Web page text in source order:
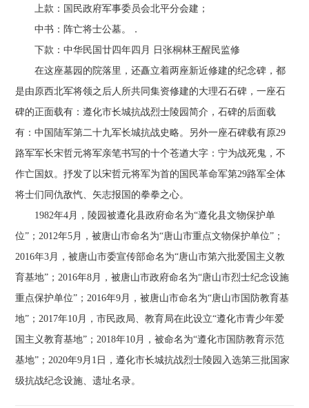
上款：国民政府军事委员会北平分会建；
中书：阵亡将士公墓。．
下款：中华民国廿四年四月 日张桐林王醒民监修
在这座墓园的院落里，还矗立着两座新近修建的纪念碑，都
是由原西北军将领之后人所共同集资修建的大理石石碑，一座石
碑的正面载有：遵化市长城抗战烈士陵园简介，石碑的后面载
有：中国陆军第二十九军长城抗战史略。另外一座石碑载有原29
路军军长宋哲元将军亲笔书写的十个苍遒大字：宁为战死鬼，不
作亡国奴。抒发了以宋哲元将军为首的国民革命军第29路军全体
将士们同仇敌忾、矢志报国的拳拳之心。
1982年4月，陵园被遵化县政府命名为“遵化县文物保护单
位”；2012年5月，被唐山市命名为“唐山市重点文物保护单位”；
2016年3月，被唐山市委宣传部命名为“唐山市第六批爱国主义教
育基地”；2016年8月，被唐山市政府命名为“唐山市烈士纪念设施
重点保护单位”；2016年9月，被唐山市命名为“唐山市国防教育基
地”；2017年10月，市民政局、教育局在此设立“遵化市青少年爱
国主义教育基地”；2018年10月，被命名为“遵化市国防教育示范
基地”；2020年9月1日，遵化市长城抗战烈士陵园入选第三批国家
级抗战纪念设施、遗址名录。